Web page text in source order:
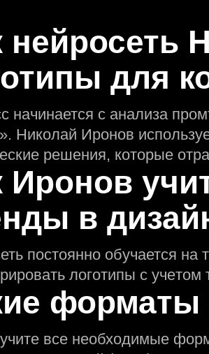
нейросеть
для
начинается с анализа
Николай Иронов
решения, которые
Иронов
в
постоянно обучается на
логотипы с
все необходимые